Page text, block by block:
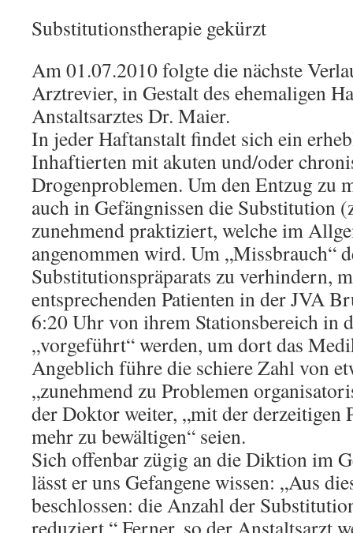
Substitutionstherapie gekürzt
Am 01.07.2010 folgte die nächste
Arztrevier, in Gestalt des ehemaligen
Anstaltsarztes Dr. Maier.
In jeder Haftanstalt findet sich ein
Inhaftierten mit akuten und/oder
Drogenproblemen. Um den Entzug zu
auch in Gefängnissen die Substitution
zunehmend praktiziert, welche im
angenommen wird. Um „Missbrauch“
Substitutionspräparats zu verhindern,
entsprechenden Patienten in der JVA
6:20 Uhr von ihrem Stationsbereich in
„vorgeführt“ werden, um dort das
Angeblich führe die schiere Zahl von
„zunehmend zu Problemen
der Doktor weiter, „mit der derzeitigen
mehr zu bewältigen“ seien.
Sich offenbar zügig an die Diktion im
lässt er uns Gefangene wissen: „Aus
beschlossen: die Anzahl der
reduziert.“ Ferner, so der Anstaltsarzt